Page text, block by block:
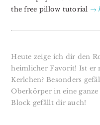
the free pillow tutorial →
Heute zeige ich dir den
heimlicher Favorit! Ist er
Kerlchen? Besonders
Oberkörper in eine
Block gefällt dir auch!